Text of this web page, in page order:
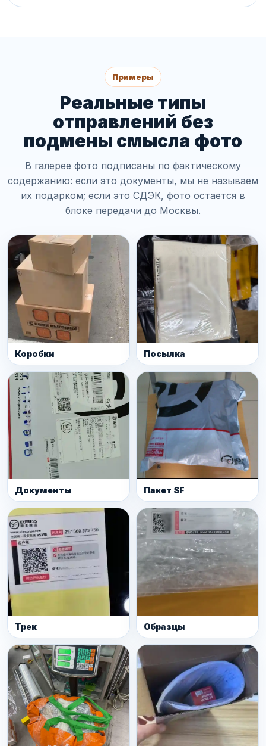
Примеры
Реальные типы
отправлений без
подмены смысла фото
В галерее фото подписаны по фактическому
содержанию: если это документы, мы не называем
их подарком; если это СДЭК, фото остается в
блоке передачи до Москвы.
Коробки Посылка
Документы Пакет SF
Трек Образцы